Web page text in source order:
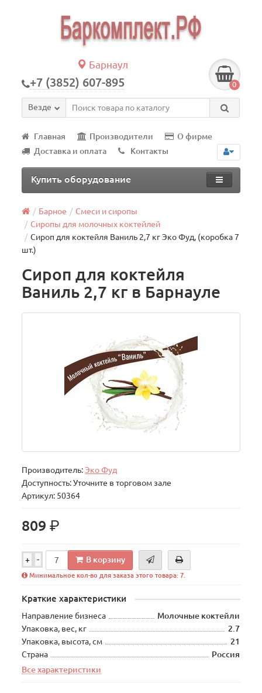
Барнаул
+7 (3852) 607-895 0
Везде
Главная Производители
О фирме
Доставка и оплата
Контакты
Купить оборудование
Барное
Смеси и сиропы
Сиропы для молочных коктейлей
Сироп для коктейля Ваниль 2,7 кг Эко Фуд, (коробка 7
шт.)
Сироп для коктейля
Ваниль 2,7 кг в Барнауле
Производитель:Эко Фуд
Доступность: Уточните в торговом зале
Артикул: 50364
809р.
+ - В корзину
Минимальное кол-во для заказа этого товара: 7.
Краткие характеристики
Направление бизнеса
Молочные коктейли
Упаковка, вес, кг
2.7
Упаковка, высота, см
21
Страна
Россия
Все характеристики